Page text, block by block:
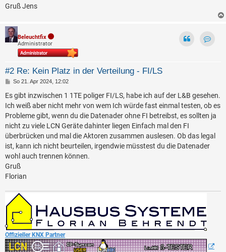
Gruß Jens
Beleuchtfix
Administrator
#2 Re: Kein Platz in der Verteilung - FI/LS
B
i
r
a
g
So 21. Apr 2024, 12:02
Es gibt inzwischen 1 1TE poliger FI/LS, habe ich auf der L&B gesehen.
Ich weiß aber nicht mehr von wem Ich würde fast einmal testen, ob es
Probleme gibt, wenn du die Datenader ohne FI betreibst, es sollten ja
nicht zu viele LCN Geräte dahinter liegen Einfach mal den FI
überbrücken und mal die Aktoren zusammen auslesen. Ob das legal
ist, kann ich nicht beurteilen, irgendwie müsstest du die Datenader
wohl auch trennen können.
Gruß
Florian
Offizieller KNX Partner